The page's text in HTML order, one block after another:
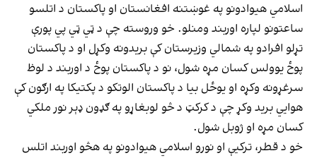
اسلامي هیوادونو په غوښتنه افغانستان او پاکستان د اتلسو
ساعتونو لپاره اوربند ومنلو. خو وروسته چې د ټي ټي پي پورې
تړلو افرادو په شمالي وزیرستان کې بریدونه وکړل او د پاکستان
پوځ یوولس کسان مړه شول، نو د پاکستان پوځ د اوربند د لوظ
سرغړونه وکړه او یوځل بیا د پاکستان الوتکو د پکتیکا په ارګون کې
هوايي برید وکړ چې د کرکټ د څو لوبغاړو په ګډون ډېر نور ملکي
کسان مړه او ژوبل شول.
خو د قطر، ترکیې او نورو اسلامي هیوادونو په هڅو اوربند اتلس